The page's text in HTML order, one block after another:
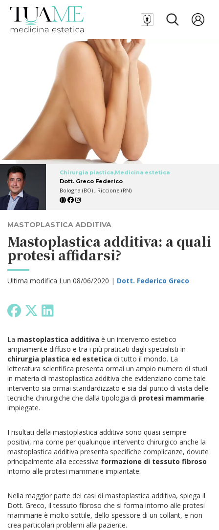
Chirurgia plastica,Medicina estetica
Dott. Greco Federico
Bologna (BO) , Riccione (RN)
MASTOPLASTICA ADDITIVA
Mastoplastica additiva: a quali
protesi affidarsi?
Ultima modifica Lun 08/06/2020 | Dott. Federico Greco
La mastoplastica additiva è un intervento estetico
ampiamente diffuso e tra i più praticati dagli specialisti in
chirurgia plastica ed estetica di tutto il mondo. La
letteratura scientifica presenta ormai un ampio numero di studi
in materia di mastoplastica additiva che evidenziano come tale
intervento sia ormai standardizzato e sia dal punto di vista delle
tecniche chirurgiche che dalla tipologia di protesi mammarie
impiegate.
I risultati della mastoplastica additiva sono quasi sempre
positivi, ma come per qualunque intervento chirurgico anche la
mastoplastica additiva presenta specifiche complicanze, dovute
principalmente alla eccessiva formazione di tessuto fibroso
intorno alle protesi mammarie impiantate.
Nella maggior parte dei casi di mastoplastica additiva, spiega il
Dott. Greco, il tessuto fibroso che si forma intorno alle protesi
mammarie è molto sottile, dello spessore di un collant, e non
crea particolari problemi alla paziente.